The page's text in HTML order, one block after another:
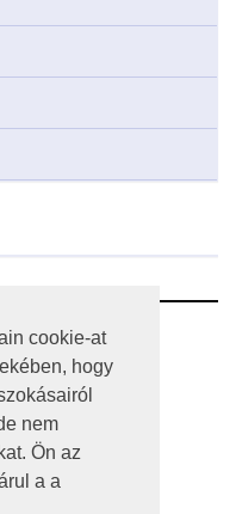
cookie-at
hogy
nem
Ön az
a a